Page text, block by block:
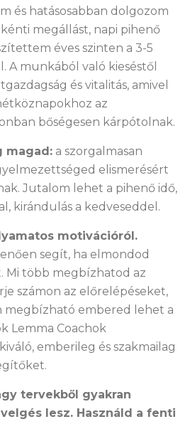
és hatásosabban dolgozom
megállást, napi pihenő
éves szinten a 3-5
A munkából való kieséstől
és vitalitás, amivel
az
bőségesen kárpótolnak.
magad: a szorgalmasan
elismerésért
Jutalom lehet a pihenő idő,
kirándulás a kedveseddel.
motivációról.
segít, ha elmondod
Mi több megbízhatod az
számon az előrelépéseket,
megbízható embered lehet a
Lemma Coachok
emberileg és szakmailag
tervekből gyakran
lesz. Használd a fenti